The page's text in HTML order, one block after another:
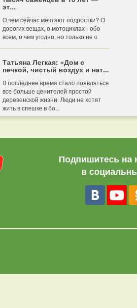
эт...
О чем сейчас мечтают подростки? О
дорогих вещах, о мотоциклах - обо
всем, о чем угодно, но только не о
Татьяна Легкая: «Дом с
печкой, чистый воздух и нат...
В последнее время стало появляться
все больше ценителей простой
деревенской жизни. Люди не хотят
жить в спешке в бо...
Подпишитесь на
в